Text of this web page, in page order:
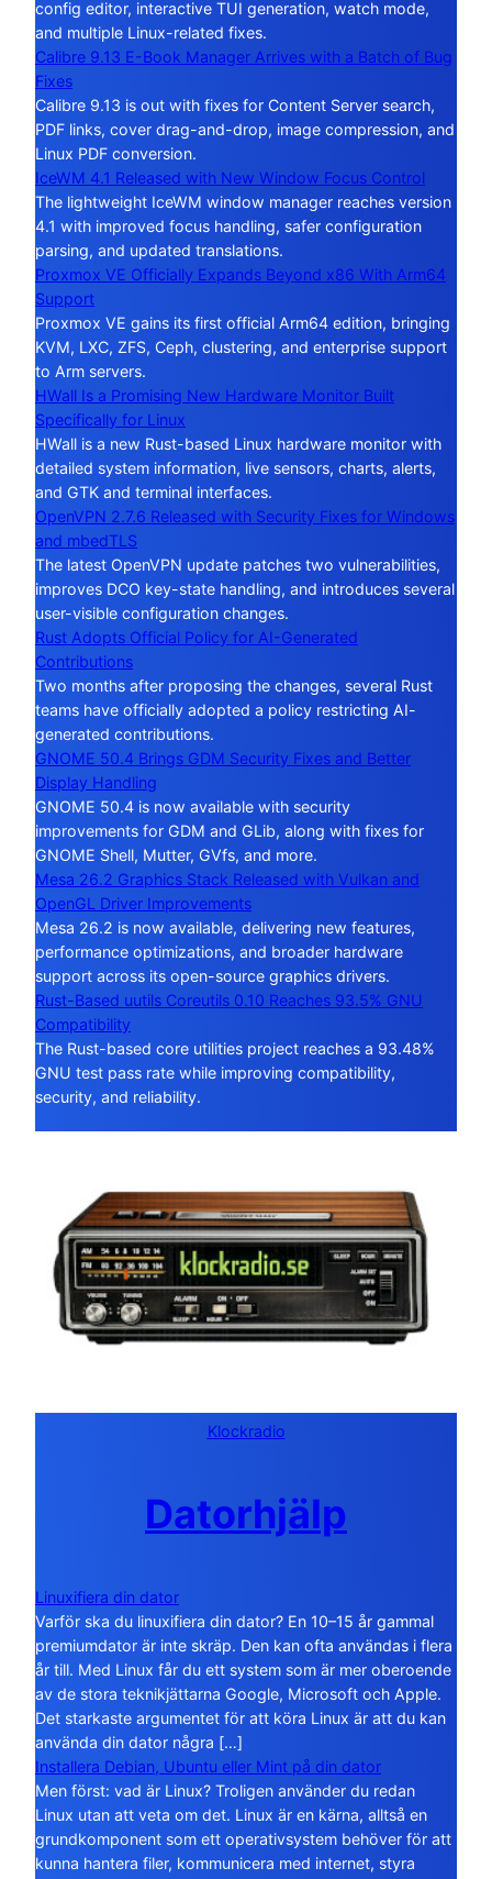
config editor, interactive TUI generation, watch mode,
and multiple Linux-related fixes.
Calibre 9.13 E-Book Manager Arrives with a Batch of Bug
Fixes
Calibre 9.13 is out with fixes for Content Server search,
PDF links, cover drag-and-drop, image compression, and
Linux PDF conversion.
IceWM 4.1 Released with New Window Focus Control
The lightweight IceWM window manager reaches version
4.1 with improved focus handling, safer configuration
parsing, and updated translations.
Proxmox VE Officially Expands Beyond x86 With Arm64
Support
Proxmox VE gains its first official Arm64 edition, bringing
KVM, LXC, ZFS, Ceph, clustering, and enterprise support
to Arm servers.
HWall Is a Promising New Hardware Monitor Built
Specifically for Linux
HWall is a new Rust-based Linux hardware monitor with
detailed system information, live sensors, charts, alerts,
and GTK and terminal interfaces.
OpenVPN 2.7.6 Released with Security Fixes for Windows
and mbedTLS
The latest OpenVPN update patches two vulnerabilities,
improves DCO key-state handling, and introduces several
user-visible configuration changes.
Rust Adopts Official Policy for AI-Generated
Contributions
Two months after proposing the changes, several Rust
teams have officially adopted a policy restricting AI-
generated contributions.
GNOME 50.4 Brings GDM Security Fixes and Better
Display Handling
GNOME 50.4 is now available with security
improvements for GDM and GLib, along with fixes for
GNOME Shell, Mutter, GVfs, and more.
Mesa 26.2 Graphics Stack Released with Vulkan and
OpenGL Driver Improvements
Mesa 26.2 is now available, delivering new features,
performance optimizations, and broader hardware
support across its open-source graphics drivers.
Rust-Based uutils Coreutils 0.10 Reaches 93.5% GNU
Compatibility
The Rust-based core utilities project reaches a 93.48%
GNU test pass rate while improving compatibility,
security, and reliability.
Klockradio
Datorhjälp
Linuxifiera din dator
Varför ska du linuxifiera din dator? En 10–15 år gammal
premiumdator är inte skräp. Den kan ofta användas i flera
år till. Med Linux får du ett system som är mer oberoende
av de stora teknikjättarna Google, Microsoft och Apple.
Det starkaste argumentet för att köra Linux är att du kan
använda din dator några […]
Installera Debian, Ubuntu eller Mint på din dator
Men först: vad är Linux? Troligen använder du redan
Linux utan att veta om det. Linux är en kärna, alltså en
grundkomponent som ett operativsystem behöver för att
kunna hantera filer, kommunicera med internet, styra